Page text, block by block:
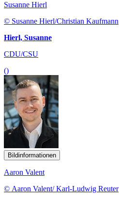
Susanne Hierl
© Susanne Hierl/Christian Kaufmann
Hierl, Susanne
CDU/CSU
()
Bildinformationen
Aaron Valent
© Aaron Valent/ Karl-Ludwig Reuter